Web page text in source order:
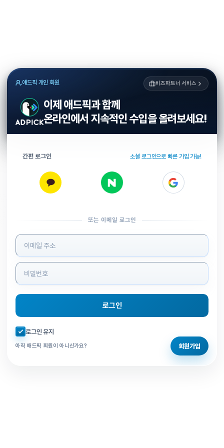
애드픽 개인 회원 비즈파트너 서비스
이제 애드픽과 함께
온라인에서 지속적인 수입을 올려보세요!
간편 로그인 소셜 로그인으로 빠른 가입 가능!
또는 이메일 로그인
로그인 정보 입력
로그인
자동로그인 체크
로그인 유지
아직 애드픽 회원이 아니신가요? 회원가입